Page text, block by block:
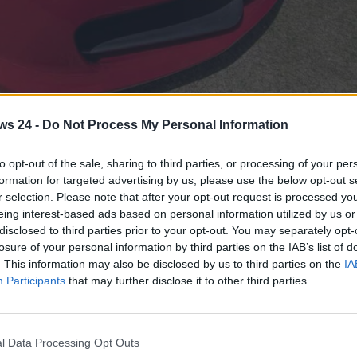
24 - Do Not Process My Personal Information
opt-out of the sale, sharing to third parties, or processing of your
for targeted advertising by us, please use the below opt-out
selection. Please note that after your opt-out request is processed
interest-based ads based on personal information utilized by us
to third parties prior to your opt-out. You may separately
of your personal information by third parties on the IAB’s list of
This information may also be disclosed by us to third parties on the
Participants that may further disclose it to other third parties.
Data Processing Opt Outs
di una Rossa... - www.MotoriNews24.com
una Ferrari ma non così tanto. Questo veicolo ha
di lusso sebbene l’acquisto di certe automobili che
prima che un’azione economica. La ricchezza è poterli
distingue una persona che prende una vettura di lusso
dopo anno.
, tutte spese che influiscono pesantemente sul conto in
supercar nel corso della vita della vettura. Ebbene,
costi effettivamente mantenere una supercar del
per sconvolgervi.